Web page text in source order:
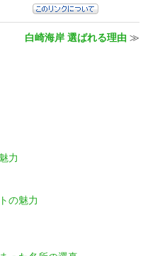
白崎海岸 選ばれる理由 ≫
力
の魅力